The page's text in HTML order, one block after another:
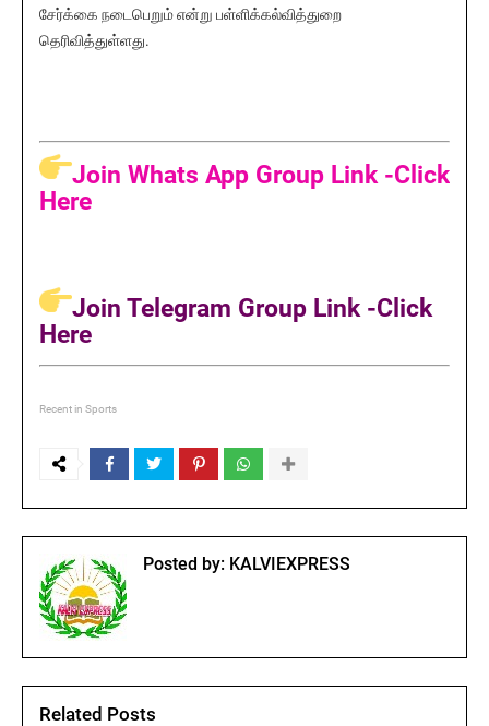
சேர்க்கை நடைபெறும் என்று பள்ளிக்கல்வித்துறை
தெரிவித்துள்ளது.
Join Whats App Group Link -Click
Here
Join Telegram Group Link -Click
Here
Recent in Sports
Posted by: KALVIEXPRESS
Related Posts